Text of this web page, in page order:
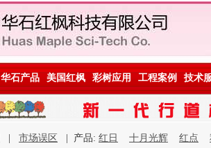
华石产品 美国红枫 彩树应用 工程案例 技术
市场误区 | 产品: 红日 十月光辉 红点